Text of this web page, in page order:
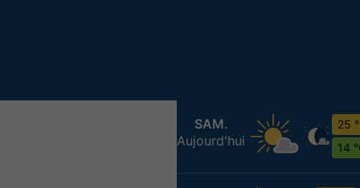
SAM.
Aujourd'hui
25
14